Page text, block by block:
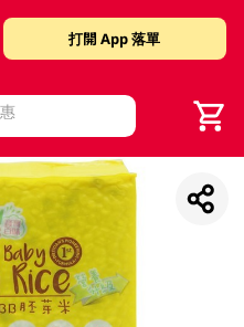
打開 App 落單